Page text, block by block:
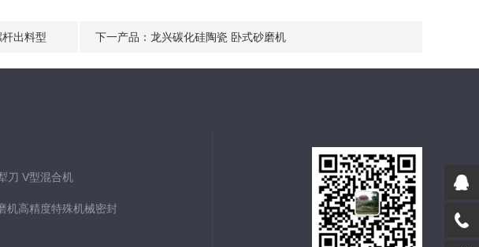
出料型 下一产品： 龙兴碳化硅陶瓷 卧式砂磨机
刀 V型混合机
机高精度特殊机械密封